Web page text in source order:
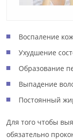
Воспаление
Ухудшение
Образование
Выпадение
Постоянный
Для того чтобы
обязательно